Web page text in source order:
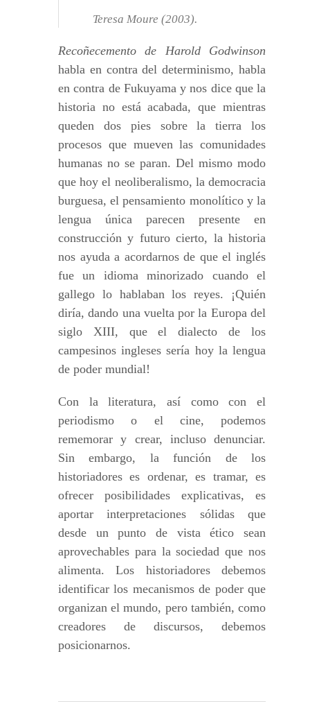
Teresa Moure (2003).
Recoñecemento de Harold Godwinson
habla en contra del determinismo, habla
en contra de Fukuyama y nos dice que la
historia no está acabada, que mientras
queden dos pies sobre la tierra los
procesos que mueven las comunidades
humanas no se paran. Del mismo modo
que hoy el neoliberalismo, la democracia
burguesa, el pensamiento monolítico y la
lengua única parecen presente en
construcción y futuro cierto, la historia
nos ayuda a acordarnos de que el inglés
fue un idioma minorizado cuando el
gallego lo hablaban los reyes. ¡Quién
diría, dando una vuelta por la Europa del
siglo XIII, que el dialecto de los
campesinos ingleses sería hoy la lengua
de poder mundial!
Con la literatura, así como con el
periodismo o el cine, podemos
rememorar y crear, incluso denunciar.
Sin embargo, la función de los
historiadores es ordenar, es tramar, es
ofrecer posibilidades explicativas, es
aportar interpretaciones sólidas que
desde un punto de vista ético sean
aprovechables para la sociedad que nos
alimenta. Los historiadores debemos
identificar los mecanismos de poder que
organizan el mundo, pero también, como
creadores de discursos, debemos
posicionarnos.